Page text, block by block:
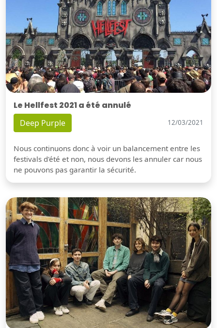
Le Hellfest 2021 a été annulé
Deep Purple 12/03/2021
Nous continuons donc à voir un balancement entre les
festivals d'été et non, nous devons les annuler car nous
ne pouvons pas garantir la sécurité.